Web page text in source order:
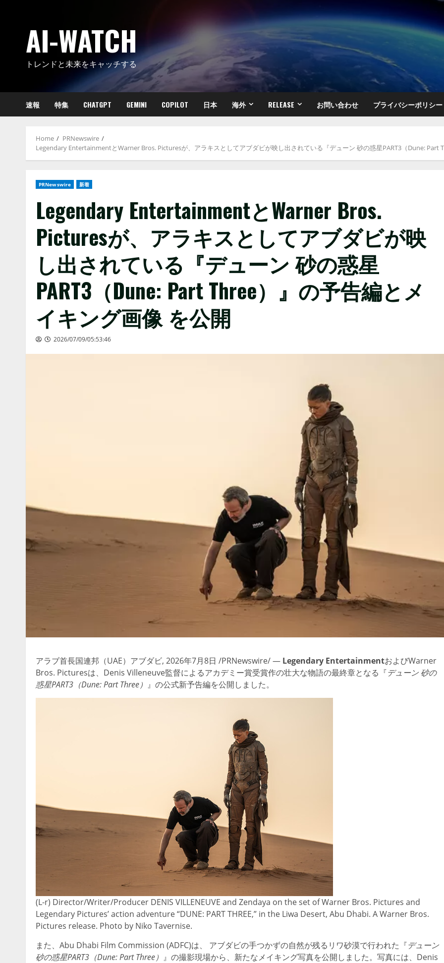
AI-WATCH
トレンドと未来をキャッチする
速報 特集 CHATGPT GEMINI COPILOT 日本 海外 RELEASE お問い合わせ プライバシーポリシー
Home
PRNewswire
Legendary EntertainmentとWarner Bros. Picturesが、アラキスとしてアブダビが映し出されている『デューン 砂の惑星PART3（Dune: Part
PRNewswire 新着
Legendary EntertainmentとWarner Bros.
Picturesが、アラキスとしてアブダビが映
し出されている『デューン 砂の惑星
PART3（Dune: Part Three）』の予告編とメ
イキング画像 を公開
2026/07/09/05:53:46
アラブ首長国連邦（UAE）アブダビ, 2026年7月8日 /PRNewswire/ — Legendary EntertainmentおよびWarner
Bros. Picturesは、Denis Villeneuve監督によるアカデミー賞受賞作の壮大な物語の最終章となる『デューン 砂の
惑星PART3（Dune: Part Three） 』の公式新予告編を公開しました。
(L-r) Director/Writer/Producer DENIS VILLENEUVE and Zendaya on the set of Warner Bros. Pictures and
Legendary Pictures’ action adventure “DUNE: PART THREE,” in the Liwa Desert, Abu Dhabi. A Warner Bros.
Pictures release. Photo by Niko Tavernise.
また、Abu Dhabi Film Commission (ADFC)は、 アブダビの手つかずの自然が残るリワ砂漠で行われた『デューン
砂の惑星PART3（Dune: Part Three） 』の撮影現場から、新たなメイキング写真を公開しました。写真には、Denis